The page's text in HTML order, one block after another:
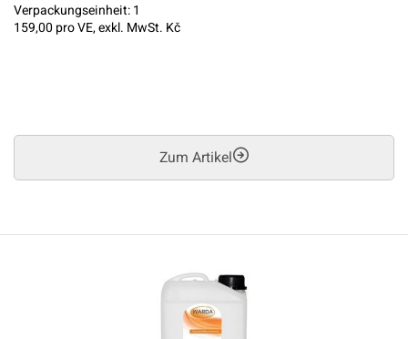
Verpackungseinheit:1
159,00 pro VE, exkl. MwSt. Kč
Zum Artikel